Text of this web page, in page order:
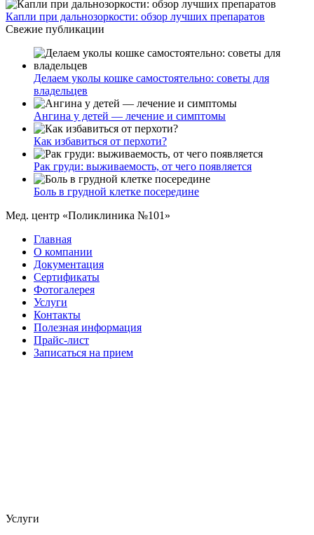
Капли при дальнозоркости: обзор лучших препаратов
Свежие публикации
Делаем уколы кошке самостоятельно: советы для
владельцев
Ангина у детей — лечение и симптомы
Как избавиться от перхоти?
Рак груди: выживаемость, от чего появляется
Боль в грудной клетке посередине
Мед. центр «Поликлиника №101»
Главная
О компании
Документация
Сертификаты
Фотогалерея
Услуги
Контакты
Полезная информация
Прайс-лист
Записаться на прием
Услуги